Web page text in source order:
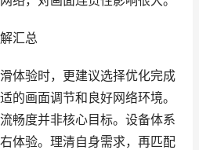
汇总
体验时，更建议选择优化完成
的画面调节和良好网络环境。
畅度并非核心目标。设备体系
体验。理清自身需求，再匹配